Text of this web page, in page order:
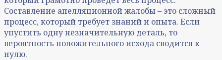
Составление апелляционной жалобы – это сложный
процесс, который требует знаний и опыта. Если
упустить одну незначительную деталь, то
вероятность положительного исхода сводится к
нулю.